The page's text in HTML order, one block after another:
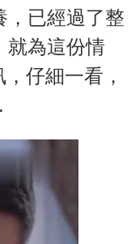
，已經過了整
就為這份情
仔細一看，